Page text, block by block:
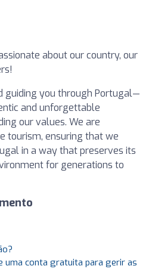
about ourcountry, our
guiding you through Portugal—
and unforgettable
our values. We are
tourism, ensuring that we
in a way that preserves its
for generations to
uma conta gratuita para gerir as